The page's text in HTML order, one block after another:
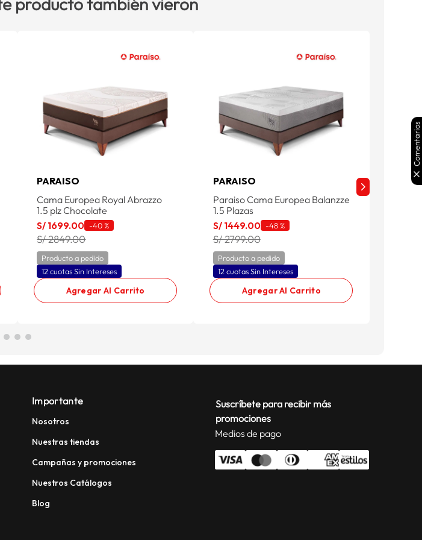
PARAISO
Cama Europea Royal Abrazzo
1.5 plz Chocolate
S/ 1699.00 -40 %
S/ 2849.00
Producto a pedido
12 cuotas Sin Intereses
Agregar Al Carrito
PARAISO
Paraiso Cama Europea Balanzze
1.5 Plazas
S/ 1449.00 -48 %
S/ 2799.00
Producto a pedido
12 cuotas Sin Intereses
Agregar Al Carrito
Importante
Nosotros
Nuestras tiendas
Campañas y promociones
Nuestros Catálogos
Blog
Suscríbete para recibir más
promociones
Medios de pago
Comentarios